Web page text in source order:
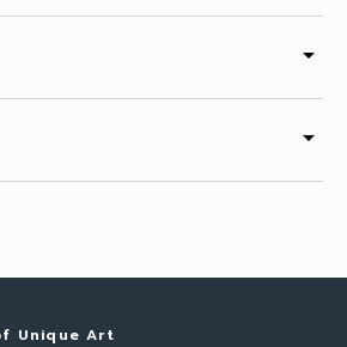
arrow_drop_down
arrow_drop_down
Unique Art